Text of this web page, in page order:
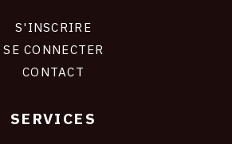
S'INSCRIRE
SE CONNECTER
CONTACT
SERVICES